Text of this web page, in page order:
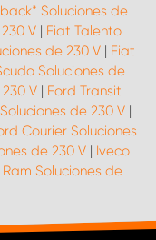
Soluciones de
V | Fiat Talento
de 230 V | Fiat
Soluciones de
V| Ford Transit
de 230 V|
Courier Soluciones
de 230 V | Iveco
Soluciones de